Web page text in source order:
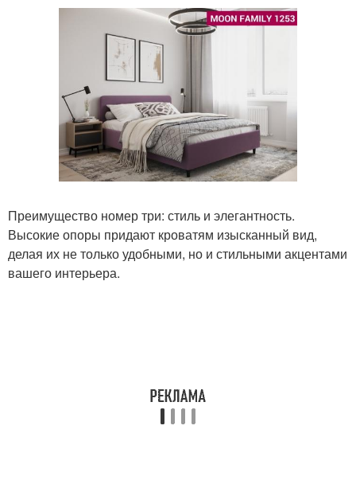
Преимущество номер три: стиль и элегантность.
Высокие опоры придают кроватям изысканный вид,
делая их не только удобными, но и стильными акцентами
вашего интерьера.